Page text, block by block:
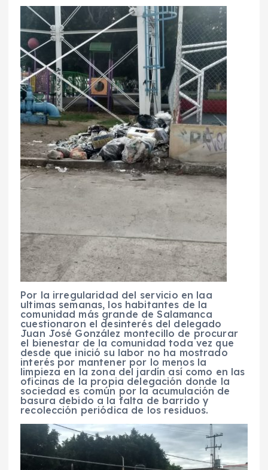
Por la irregularidad del servicio en laa
ultimas semanas, los habitantes de la
comunidad más grande de Salamanca
cuestionaron el desinterés del delegado
Juan José González montecillo de procurar
el bienestar de la comunidad toda vez que
desde que inició su labor no ha mostrado
interés por mantener por lo menos la
limpieza en la zona del jardín así como en las
oficinas de la propia delegación donde la
sociedad es común por la acumulación de
basura debido a la falta de barrido y
recolección periódica de los residuos.